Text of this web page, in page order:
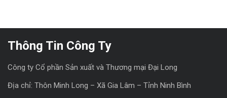
Thông Tin Công Ty
Công ty Cổ phần Sản xuất và Thương mại Đại Long
Địa chỉ: Thôn Minh Long – Xã Gia Lâm – Tỉnh Ninh Bình